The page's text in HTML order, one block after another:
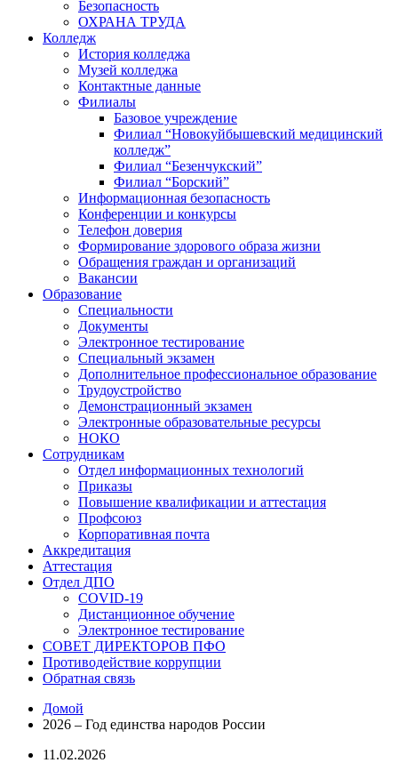
Безопасность
ОХРАНА ТРУДА
Колледж
История колледжа
Музей колледжа
Контактные данные
Филиалы
Базовое учреждение
Филиал “Новокуйбышевский медицинский
колледж”
Филиал “Безенчукский”
Филиал “Борский”
Информационная безопасность
Конференции и конкурсы
Телефон доверия
Формирование здорового образа жизни
Обращения граждан и организаций
Вакансии
Образование
Специальности
Документы
Электронное тестирование
Специальный экзамен
Дополнительное профессиональное образование
Трудоустройство
Демонстрационный экзамен
Электронные образовательные ресурсы
НОКО
Сотрудникам
Отдел информационных технологий
Приказы
Повышение квалификации и аттестация
Профсоюз
Корпоративная почта
Аккредитация
Аттестация
Отдел ДПО
COVID-19
Дистанционное обучение
Электронное тестирование
СОВЕТ ДИРЕКТОРОВ ПФО
Противодействие коррупции
Обратная связь
Домой
2026 – Год единства народов России
11.02.2026